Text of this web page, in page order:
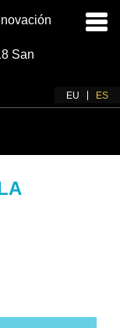
San
EU ES